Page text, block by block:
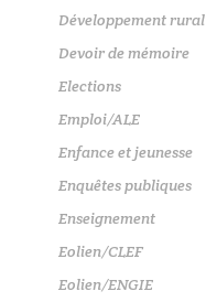
Développement rural
Devoir de mémoire
Elections
Emploi/ALE
Enfance et jeunesse
Enquêtes publiques
Enseignement
Eolien/CLEF
Eolien/ENGIE